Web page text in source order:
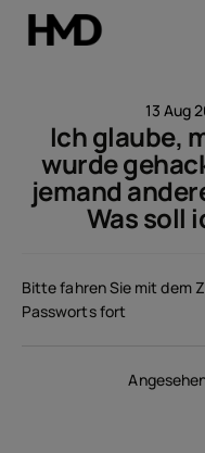
Feature
13 Aug
Ich glaube,
wurde
jemand
Was soll
Bitte fahren Sie mit dem
Passworts fort